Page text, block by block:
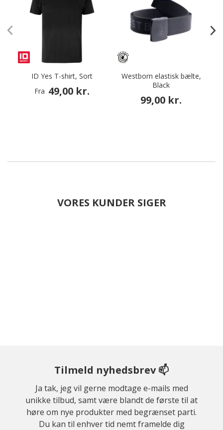
ID Yes T-shirt, Sort
Fra 49,00 kr.
Westborn elastisk bælte,
Black
99,00 kr.
VORES KUNDER SIGER
Tilmeld nyhedsbrev 📫
Ja tak, jeg vil gerne modtage e-mails med
unikke tilbud, samt være blandt de første til at
høre om nye produkter med begrænset parti.
Du kan til enhver tid nemt framelde dig